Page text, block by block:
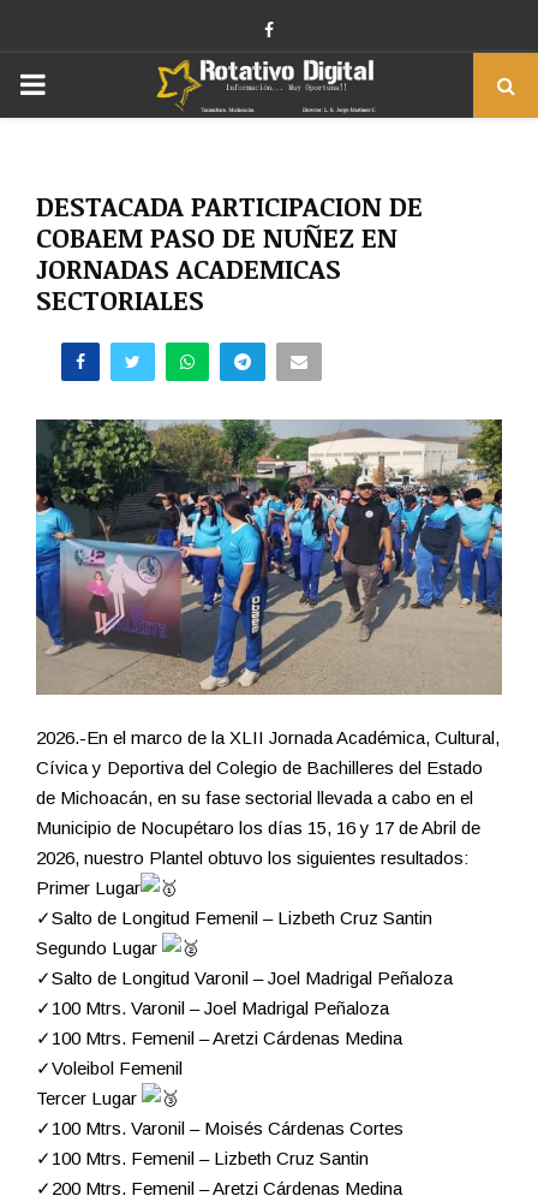
Facebook
PRIMARY
DESTACADA PARTICIPACION DE
COBAEM PASO DE NUÑEZ EN
JORNADAS ACADEMICAS
SECTORIALES
2026.-En el marco de la XLII Jornada Académica, Cultural,
Cívica y Deportiva del Colegio de Bachilleres del Estado
de Michoacán, en su fase sectorial llevada a cabo en el
Municipio de Nocupétaro los días 15, 16 y 17 de Abril de
2026, nuestro Plantel obtuvo los siguientes resultados:
Primer Lugar
✓Salto de Longitud Femenil – Lizbeth Cruz Santin
Segundo Lugar
✓Salto de Longitud Varonil – Joel Madrigal Peñaloza
✓100 Mtrs. Varonil – Joel Madrigal Peñaloza
✓100 Mtrs. Femenil – Aretzi Cárdenas Medina
✓Voleibol Femenil
Tercer Lugar
✓100 Mtrs. Varonil – Moisés Cárdenas Cortes
✓100 Mtrs. Femenil – Lizbeth Cruz Santin
✓200 Mtrs. Femenil – Aretzi Cárdenas Medina